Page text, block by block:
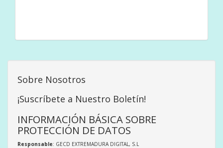
Sobre Nosotros
¡Suscríbete a Nuestro Boletín!
INFORMACIÓN BÁSICA SOBRE
PROTECCIÓN DE DATOS
Responsable: GECD EXTREMADURA DIGITAL, S.L